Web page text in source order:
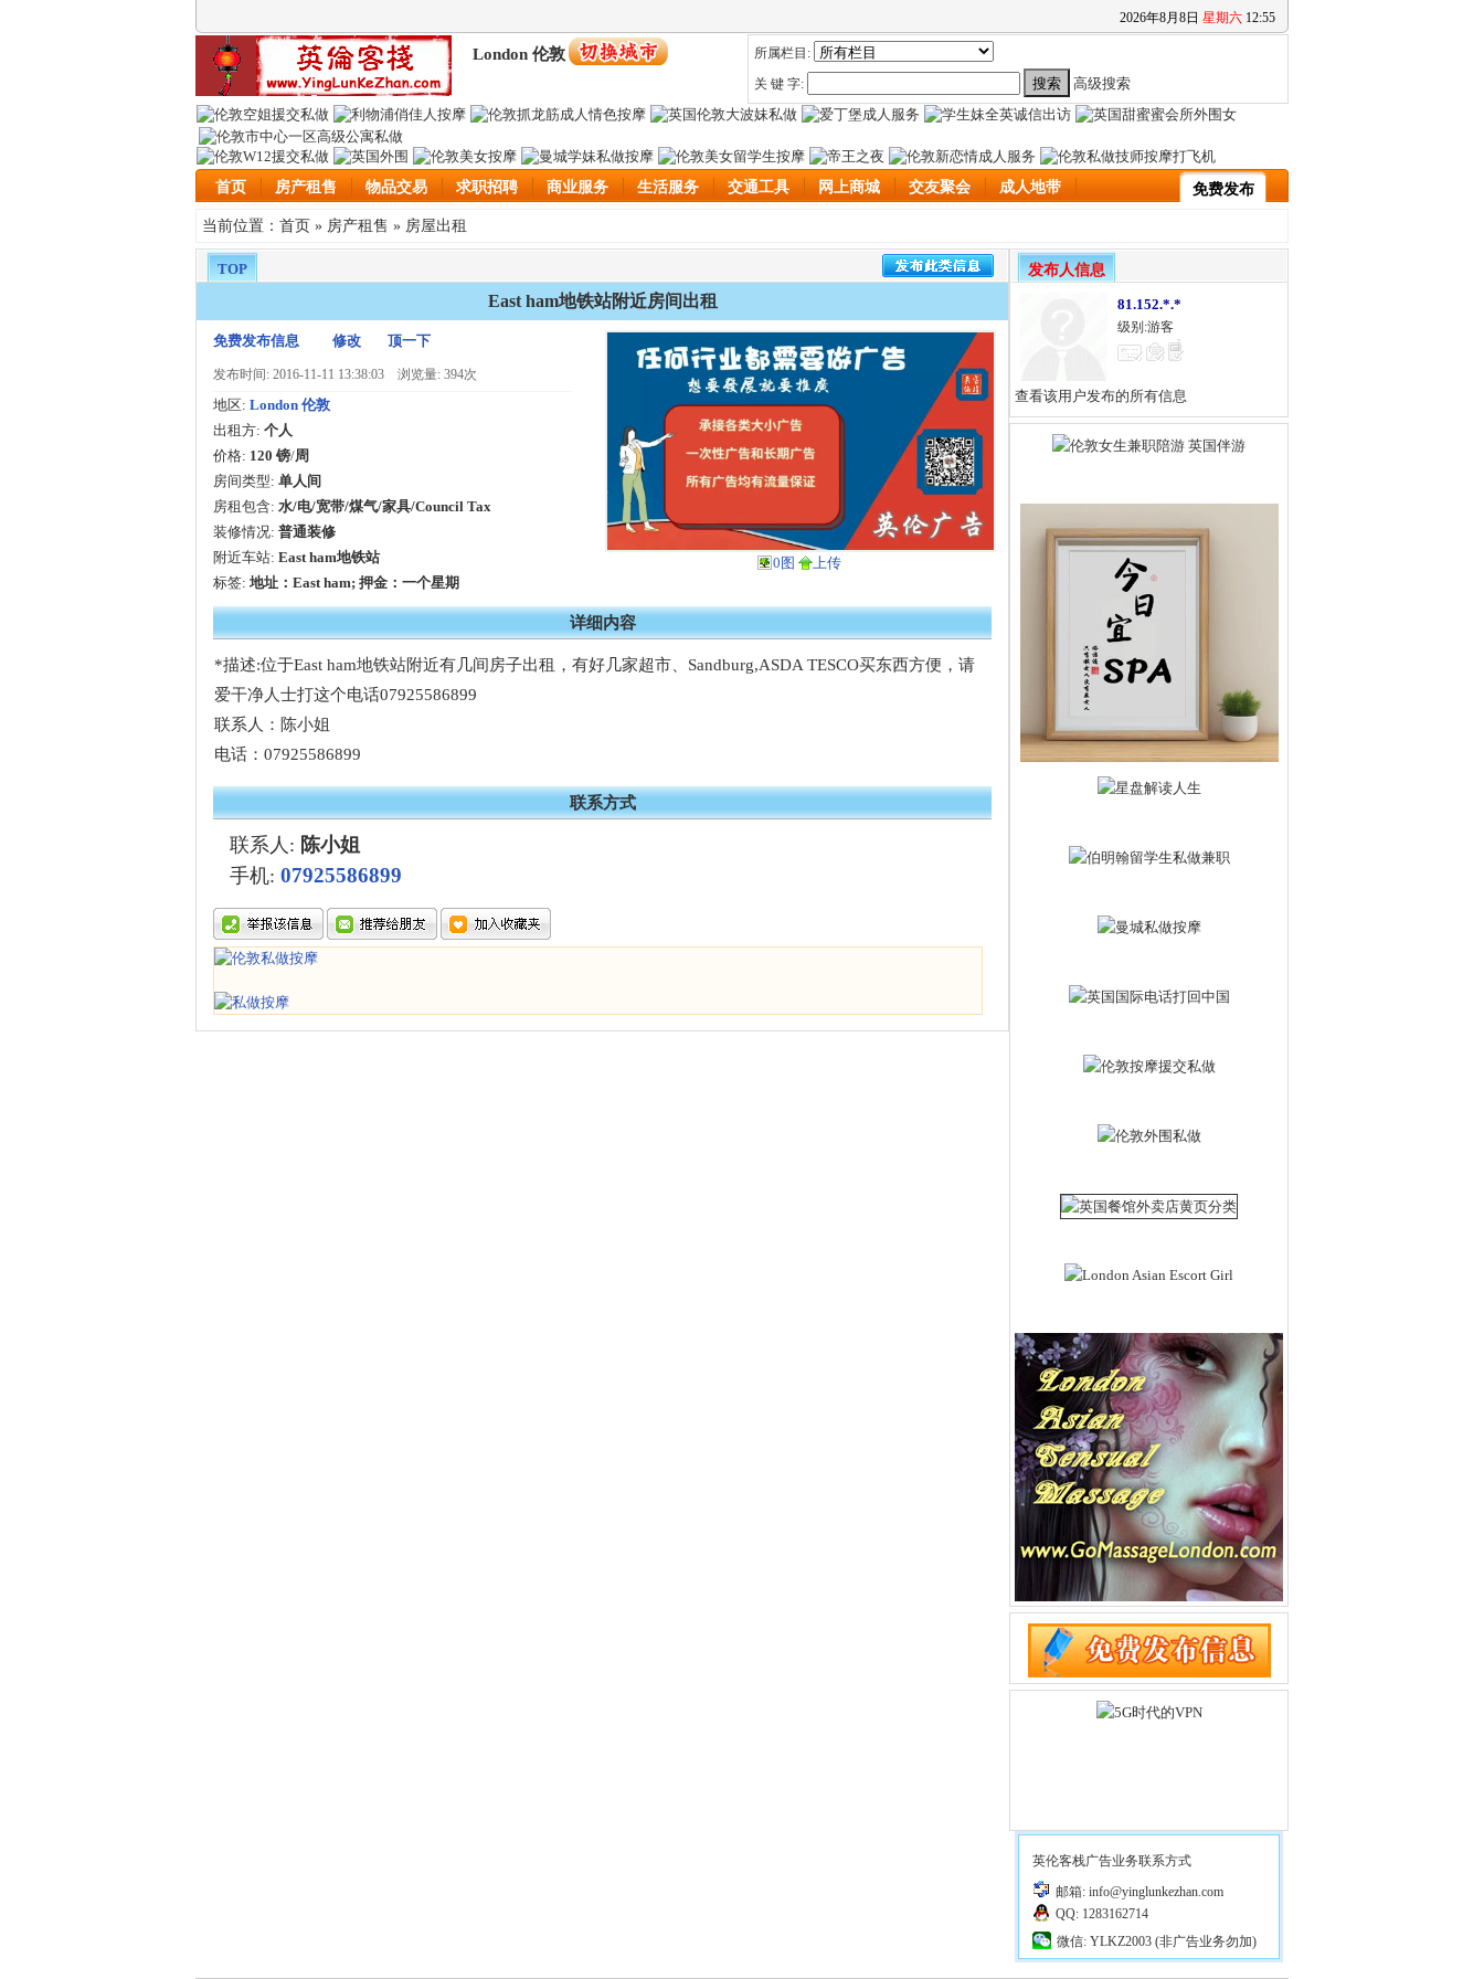
2026年8月 8日 星期六 12:55
London 伦敦
所属栏目:
关 键 字:
高级搜索
首页 房产租售 物品交易 求职招聘 商业服务 生活服务 交通工具 网上商城 交友聚会 成人地带 免费发布
当前位置： 首页 » 房产租售 » 房屋出租
TOP
East ham地铁站附近房间出租
免费发布信息 修改 顶一下
发布时间: 2016-11-11 13:38:03 浏览量: 394次
地区: London 伦敦
出租方: 个人
价格: 120 镑/周
房间类型: 单人间
房租包含: 水/电/宽带/煤气/家具/Council Tax
装修情况: 普通装修
附近车站: East ham地铁站
标签: 地址：East ham; 押金：一个星期
0图 上传
详细内容
*描述:位于East ham地铁站附近有几间房子出租，有好几家超市、Sandburg,ASDA TESCO买东西方便，请
爱干净人士打这个电话07925586899
联系人：陈小姐
电话：07925586899
联系方式
联系人: 陈小姐
手机: 07925586899
发布人信息
81.152.*.*
级别:游客
查看该用户发布的所有信息
英伦客栈广告业务联系方式
邮箱: info@yinglunkezhan.com
QQ: 1283162714
微信: YLKZ2003 (非广告业务勿加)